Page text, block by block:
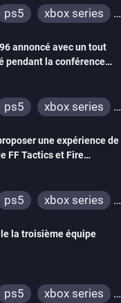
ps5
xbox series
switch 2
annoncé avec un tout
pendant la conférence
ps5
xbox series
une expérience de
FF Tactics et Fire
ps5
xbox series
la troisième équipe
ps5
xbox series